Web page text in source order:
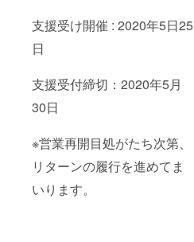
支援受け開催 : 2020年5日25
日
支援受付締切：2020年5月
30日
※営業再開目処がたち次第、
リターンの履行を進めてま
いります。